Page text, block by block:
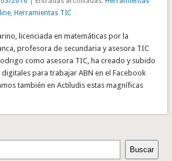
,Herramientas TIC
licenciada en matemáticas por la
profesora de secundaria y asesora TIC
como asesora TIC, ha creado y subido
para trabajar ABN en el Facebook
también en Actiludis estas magníficas
Buscar